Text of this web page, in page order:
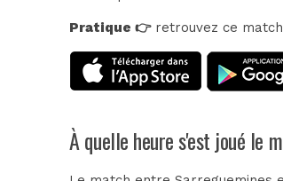
Pratique 👉retrouvez ce
À quelle heure s'est joué le